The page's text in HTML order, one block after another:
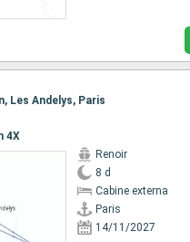
Les Andelys, Paris
4X
Renoir
8 d
Cabine externa
Paris
14/11/2027